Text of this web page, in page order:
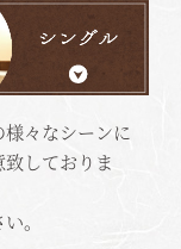
々なシーンに
しておりま
。